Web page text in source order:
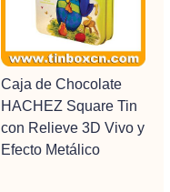
Caja de Chocolate
HACHEZ Square Tin
con Relieve 3D Vivo y
Efecto Metálico